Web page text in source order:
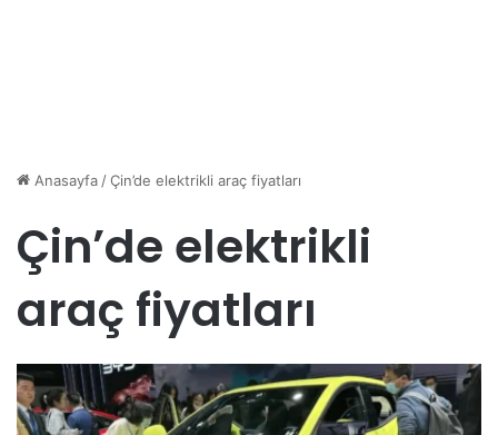
Anasayfa/Çin’de elektrikli araç fiyatları
Çin’de elektrikli
araç fiyatları